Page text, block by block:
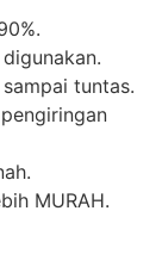
tuntas.
MURAH.